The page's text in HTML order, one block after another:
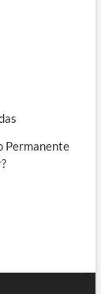
Permanente